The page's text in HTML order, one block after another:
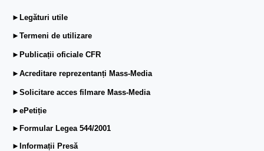
►Legături utile
►Termeni de utilizare
►Publicații oficiale CFR
►Acreditare reprezentanți Mass-Media
►Solicitare acces filmare Mass-Media
►ePetiție
►Formular Legea 544/2001
►Informații Presă